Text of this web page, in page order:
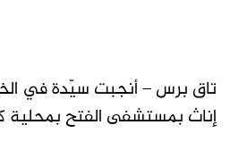
تاق برس – أنجبت سيّدة في
إناث بمستشفى الفتح بمحلية